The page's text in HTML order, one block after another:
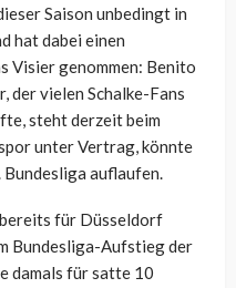
Saison unbedingt in
hat dabei einen
Visier genommen: Benito
der vielen Schalke-Fans
steht derzeit beim
unter Vertrag, könnte
Bundesliga auflaufen.
für Düsseldorf
Bundesliga-Aufstieg der
damals für satte 10